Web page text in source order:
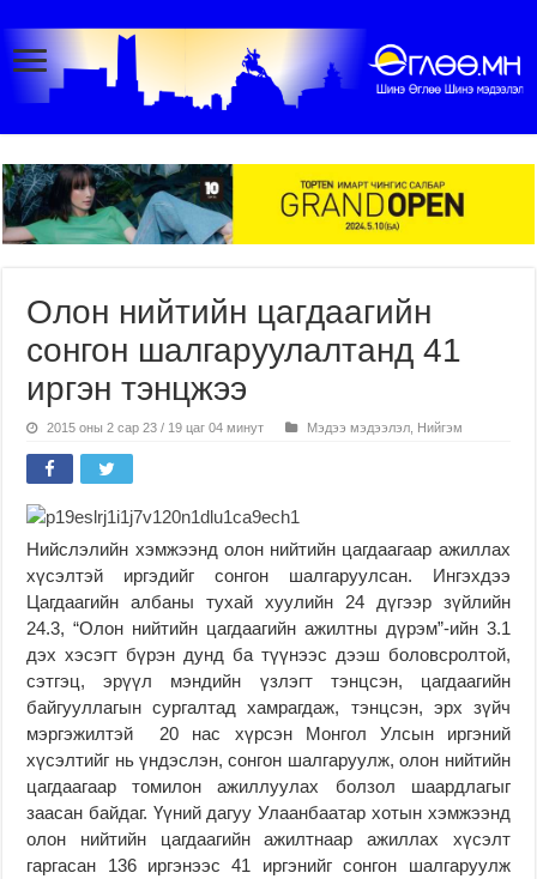
Олон нийтийн цагдаагийн
сонгон шалгаруулалтанд 41
иргэн тэнцжээ
2015 оны 2 сар 23 / 19 цаг 04 минут Мэдээ мэдээлэл Нийгэм
Нийслэлийн хэмжээнд олон нийтийн цагдаагаар ажиллах
хүсэлтэй иргэдийг сонгон шалгаруулсан. Ингэхдээ
Цагдаагийн албаны тухай хуулийн 24 дүгээр зүйлийн
24.3, “Олон нийтийн цагдаагийн ажилтны дүрэм”-ийн 3.1
дэх хэсэгт бүрэн дунд ба түүнээс дээш боловсролтой,
сэтгэц, эрүүл мэндийн үзлэгт тэнцсэн, цагдаагийн
байгууллагын сургалтад хамрагдаж, тэнцсэн, эрх зүйч
мэргэжилтэй 20 нас хүрсэн Монгол Улсын иргэний
хүсэлтийг нь үндэслэн, сонгон шалгаруулж, олон нийтийн
цагдаагаар томилон ажиллуулах болзол шаардлагыг
заасан байдаг. Үүний дагуу Улаанбаатар хотын хэмжээнд
олон нийтийн цагдаагийн ажилтнаар ажиллах хүсэлт
гаргасан 136 иргэнээс 41 иргэнийг сонгон шалгаруулж